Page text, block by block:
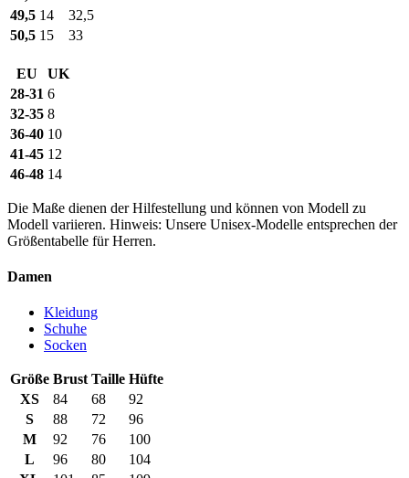
49,5 14
32,5
50,5 15 33
EU
UK
28-31 6
32-35 8
36-40 10
41-45 12
46-48 14
Die Maße dienen der Hilfestellung und können von Modell zu
Modell variieren. Hinweis: Unsere Unisex-Modelle entsprechen der
Größentabelle für Herren.
Damen
Kleidung
Schuhe
Socken
Größe Brust Taille Hüfte
XS
84 68
92
S
88 72
96
M
92 76
100
L
96 80
104